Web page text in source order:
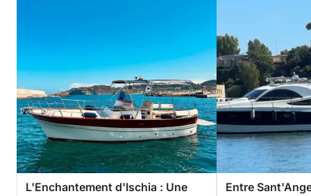
L'Enchantement d'Ischia : Une
Entre